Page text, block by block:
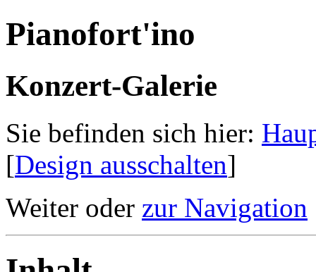
Pianofort'ino
Konzert-Galerie
Sie befinden sich hier:
[Design ausschalten]
Weiter oder zur Navigation